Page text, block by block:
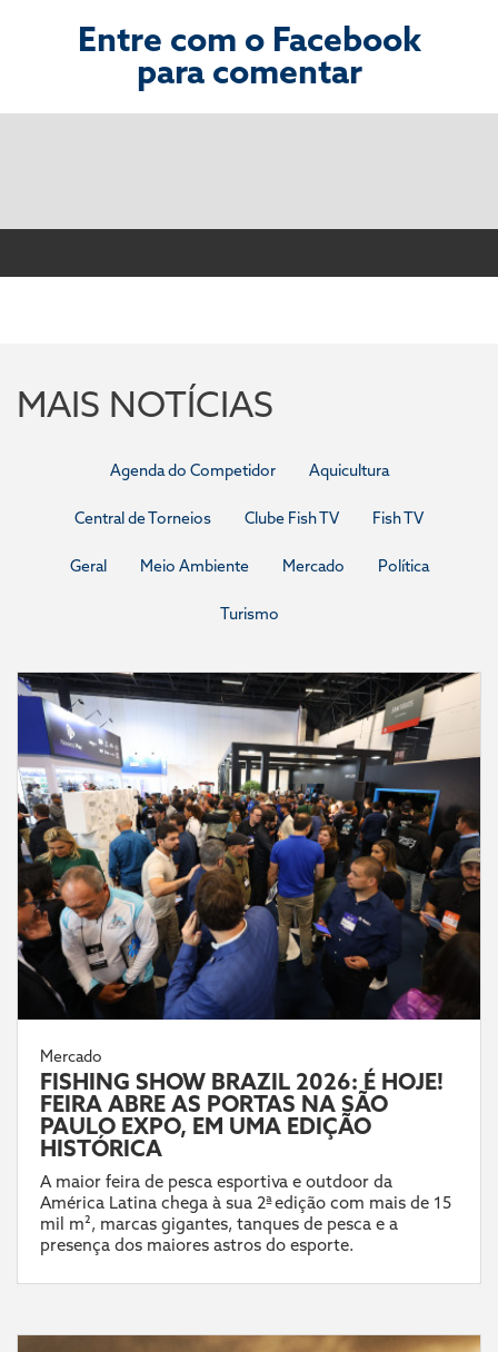
Entre com o Facebook
para comentar
MAIS NOTÍCIAS
Agenda do Competidor Aquicultura
Central de Torneios Clube Fish TV Fish TV
Geral Meio Ambiente Mercado Política
Turismo
Mercado
FISHING SHOW BRAZIL 2026: É HOJE!
FEIRA ABRE AS PORTAS NA SÃO
PAULO EXPO, EM UMA EDIÇÃO
HISTÓRICA
A maior feira de pesca esportiva e outdoor da
América Latina chega à sua 2ª edição com mais de 15
mil m², marcas gigantes, tanques de pesca e a
presença dos maiores astros do esporte.